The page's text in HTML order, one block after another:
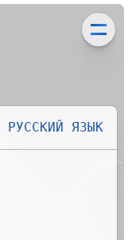
РУССКИЙ ЯЗЫК